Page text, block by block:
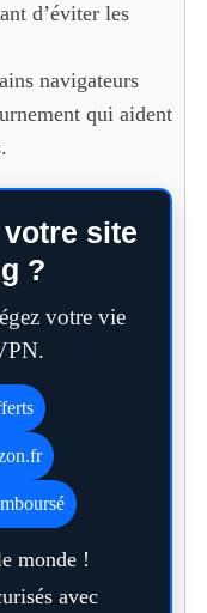
d’éviter les
navigateurs
qui aident
site
?
votre vie
monde !
avec